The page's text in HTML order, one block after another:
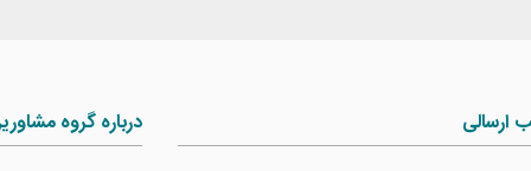
ارسالی درباره گروه